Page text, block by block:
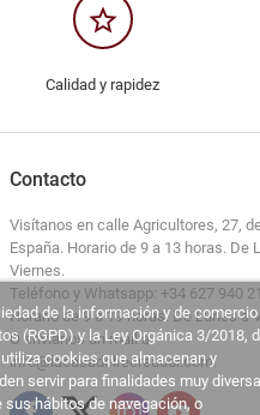
star_border
Calidad y rapidez
Contacto
Visítanos en calle Agricultores, 27,
España. Horario de 9 a 13 horas. De
Viernes.
Teléfono y Whatsapp: +34 627 940
Horario de 9 a 19 horas. De Lunes a
O envíanos un mail a
info@lacasadelrecreador.com.
de la información y de comercio
(RGPD) y la Ley Orgánica 3/2018,
cookies que almacenan y
servir para finalidades muy
hábitos de navegación, o